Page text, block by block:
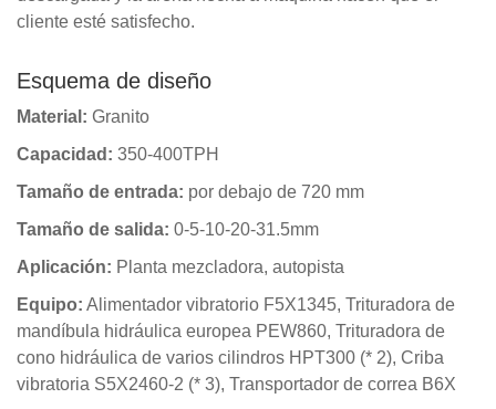
cliente esté satisfecho.
Esquema de diseño
Material: Granito
Capacidad: 350-400TPH
Tamaño de entrada: por debajo de 720 mm
Tamaño de salida: 0-5-10-20-31.5mm
Aplicación: Planta mezcladora, autopista
Equipo: Alimentador vibratorio F5X1345, Trituradora de
mandíbula hidráulica europea PEW860, Trituradora de
cono hidráulica de varios cilindros HPT300 (* 2), Criba
vibratoria S5X2460-2 (* 3), Transportador de correa B6X